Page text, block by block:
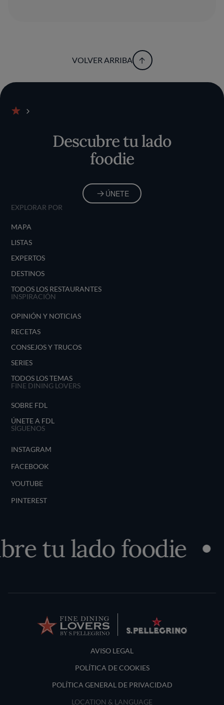
VOLVER ARRIBA
Descubre tu lado
foodie
ÚNETE
EXPLORAR POR
MAPA
LISTAS
EXPERTOS
DESTINOS
TODOS LOS RESTAURANTES
INSPIRACIÓN
OPINIÓN Y NOTICIAS
RECETAS
CONSEJOS Y TRUCOS
SERIES
TODOS LOS TEMAS
FINE DINING LOVERS
SOBRE FDL
ÚNETE A FDL
SÍGUENOS
INSTAGRAM
FACEBOOK
YOUTUBE
PINTEREST
tu lado foodie
Terms and Conditions
AVISO LEGAL
POLÍTICA DE COOKIES
POLÍTICA GENERAL DE PRIVACIDAD
LOCATION & LANGUAGE